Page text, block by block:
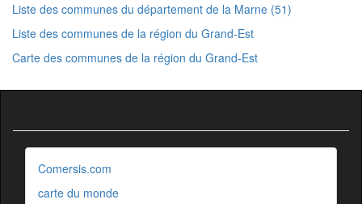
Liste des communes du département de la Marne (51)
Liste des communes de la région du Grand-Est
Carte des communes de la région du Grand-Est
Comersis.com
carte du monde